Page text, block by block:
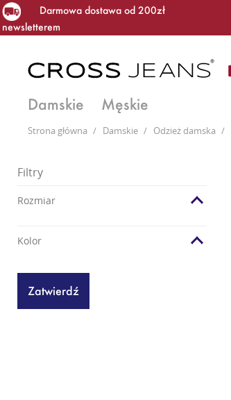
Darmowa dostawa od 200zł
newsletterem
Damskie Męskie
Strona główna / Damskie / Odzież damska /
Filtry
Rozmiar
Kolor